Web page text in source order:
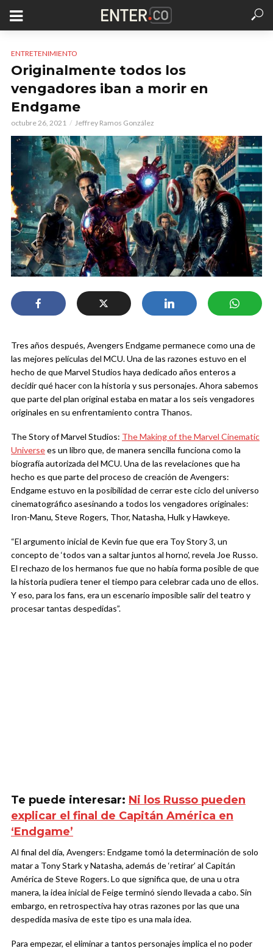
ENTRETENIMIENTO
Originalmente todos los
vengadores iban a morir en
Endgame
octubre 26, 2021 Jeffrey Ramos González
Tres años después, Avengers Endgame permanece como una de
las mejores películas del MCU. Una de las razones estuvo en el
hecho de que Marvel Studios haya dedicado años enteros a
decidir qué hacer con la historia y sus personajes. Ahora sabemos
que parte del plan original estaba en matar a los seis vengadores
originales en su enfrentamiento contra Thanos.
The Story of Marvel Studios: The Making of the Marvel Cinematic
Universees un libro que, de manera sencilla funciona como la
biografía autorizada del MCU. Una de las revelaciones que ha
hecho es que parte del proceso de creación de Avengers:
Endgame estuvo en la posibilidad de cerrar este ciclo del universo
cinematográfico asesinando a todos los vengadores originales:
Iron-Manu, Steve Rogers, Thor, Natasha, Hulk y Hawkeye.
“El argumento inicial de Kevin fue que era Toy Story 3, un
concepto de ‘todos van a saltar juntos al horno’, revela Joe Russo.
El rechazo de los hermanos fue que no había forma posible de que
la historia pudiera tener el tiempo para celebrar cada uno de ellos.
Y eso, para los fans, era un escenario imposible salir del teatro y
procesar tantas despedidas”.
Te puede interesar: Ni los Russo pueden
explicar el final de Capitán América en
‘Endgame’
Al final del día, Avengers: Endgame tomó la determinación de solo
matar a Tony Stark y Natasha, además de ‘retirar’ al Capitán
América de Steve Rogers. Lo que significa que, de una u otra
manera, la idea inicial de Feige terminó siendo llevada a cabo. Sin
embargo, en retrospectiva hay otras razones por las que una
despedida masiva de este tipo es una mala idea.
Para empezar, el eliminar a tantos personajes implica el no poder